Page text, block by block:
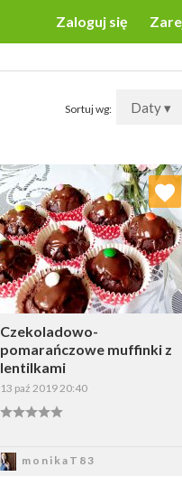
Zaloguj się
Sortuj wg: Daty ▾
Czekoladowo-
pomarańczowe muffinki z
lentilkami
13 paź 2019 20:40
monikaT83
Dodaj do ulubionych
Wybierz listę: